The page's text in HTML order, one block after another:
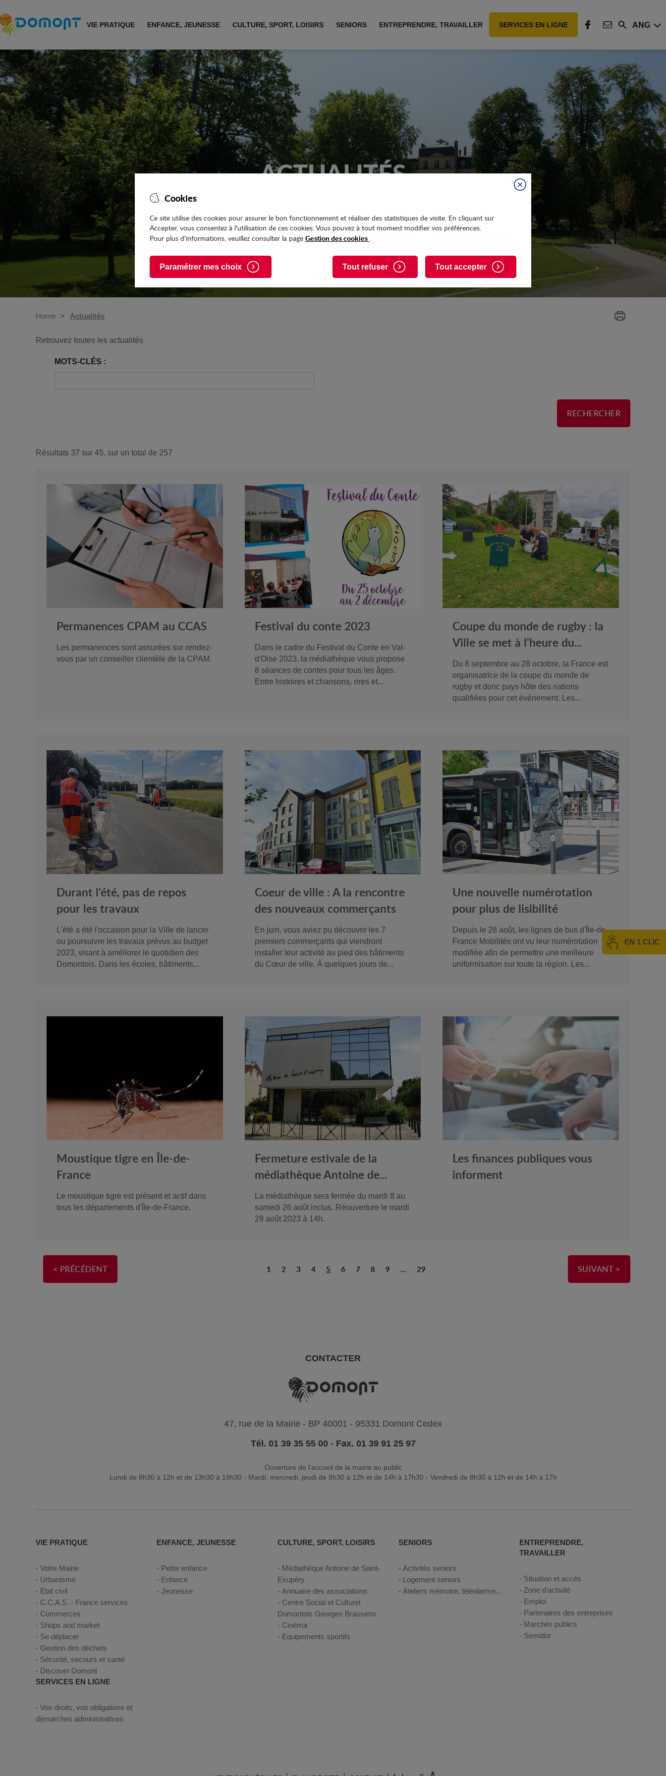
Cookies
Fermer
Ce site utilise des cookies pour assurer le bon fonctionnement et réaliser des statistiques de visite. En cliquant sur
Accepter, vous consentez à l'utilisation de ces cookies. Vous pouvez à tout moment modifier vos préférences.
Pour plus d'informations, veuillez consulter la page Gestion des cookies .
Paramétrer mes choix Tout refuser Tout accepter
Accéder au contenu
VIE PRATIQUE ENFANCE, JEUNESSE CULTURE, SPORT, LOISIRS SENIORS ENTREPRENDRE, TRAVAILLER SERVICES EN LIGNE
FACEBOOK
CONTACT
Rechercher
ANG
ACTUALITÉS
EN 1 CLIC
Home Actualités
Retrouvez toutes les actualités
MOTS-CLÉS :
RECHERCHER
Résultats 37 sur 45, sur un total de 257
Permanences CPAM au CCAS
Les permanences sont assurées sur rendez-
vous par un conseiller clientèle de la CPAM.
Festival du conte 2023
Dans le cadre du Festival du Conte en Val-
d'Oise 2023, la médiathèque vous propose
8 séances de contes pour tous les âges.
Entre histoires et chansons, rires et...
Coupe du monde de rugby : la
Ville se met à l'heure du...
Du 8 septembre au 28 octobre, la France est
organisatrice de la coupe du monde de
rugby et donc pays hôte des nations
qualifiées pour cet événement. Les...
Durant l'été, pas de repos
pour les travaux
L'été a été l'occasion pour la Ville de lancer
ou poursuivre les travaux prévus au budget
2023, visant à améliorer le quotidien des
Domontois. Dans les écoles, bâtiments...
Coeur de ville : A la rencontre
des nouveaux commerçants
En juin, vous aviez pu découvrir les 7
premiers commerçants qui viendront
installer leur activité au pied des bâtiments
du Cœur de ville. À quelques jours de...
Une nouvelle numérotation
pour plus de lisibilité
Depuis le 28 août, les lignes de bus d'Île-de-
France Mobilités ont vu leur numérotation
modifiée afin de permettre une meilleure
uniformisation sur toute la région. Les...
Moustique tigre en Île-de-
France
Le moustique tigre est présent et actif dans
tous les départements d'Île-de-France.
Fermeture estivale de la
médiathèque Antoine de...
La médiathèque sera fermée du mardi 8 au
samedi 26 août inclus. Réouverture le mardi
29 août 2023 à 14h.
Les finances publiques vous
informent
< PRÉCÉDENT 1 2 3 4 5 6 7 8 9 ... 29 SUIVANT >
CONTACTER
47, rue de la Mairie - BP 40001 - 95331 Domont Cedex
Tél. 01 39 35 55 00 - Fax. 01 39 91 25 97
Ouverture de l'accueil de la mairie au public
Lundi de 8h30 à 12h et de 13h30 à 19h30 - Mardi, mercredi, jeudi de 8h30 à 12h et de 14h à 17h30 - Vendredi de 8h30 à 12h et de 14h à 17h
VIE PRATIQUE
Votre Mairie
Urbanisme
Etat civil
C.C.A.S. - France services
Commerces
Shops and market
Se déplacer
Gestion des déchets
Sécurité, secours et santé
Discover Domont
ENFANCE, JEUNESSE
Petite enfance
Enfance
Jeunesse
CULTURE, SPORT, LOISIRS
Médiathèque Antoine de Saint-
Exupéry
Annuaire des associations
Centre Social et Culturel
Domontois Georges Brassens
Cinéma
Equipements sportifs
SENIORS
Activités seniors
Logement seniors
Ateliers mémoire, téléalarme...
ENTREPRENDRE,
TRAVAILLER
Situation et accès
Zone d’activité
Emploi
Partenaires des entreprises
Marchés publics
Semidor
SERVICES EN LIGNE
Vos droits, vos obligations et
démarches administratives